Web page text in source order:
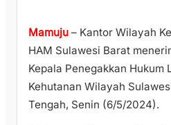
Mamuju – Kantor Wilayah
HAM Sulawesi Barat
Kepala Penegakkan Hukum
Kehutanan Wilayah
Tengah, Senin (6/5/2024).